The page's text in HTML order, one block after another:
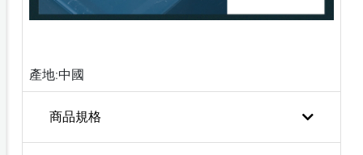
產地:中國
商品規格